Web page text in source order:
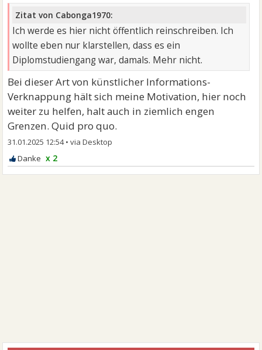
Zitat von Cabonga1970:
Ich werde es hier nicht öffentlich reinschreiben. Ich
wollte eben nur klarstellen, dass es ein
Diplomstudiengang war, damals. Mehr nicht.
Bei dieser Art von künstlicher Informations-
Verknappung hält sich meine Motivation, hier noch
weiter zu helfen, halt auch in ziemlich engen
Grenzen. Quid pro quo.
31.01.2025 12:54•
x 2